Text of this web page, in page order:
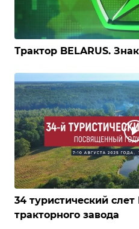
Трактор BELARUS.
34 туристический
тракторного завода